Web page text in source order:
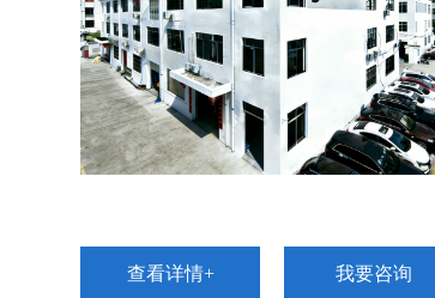
查看详情+ 我要咨询